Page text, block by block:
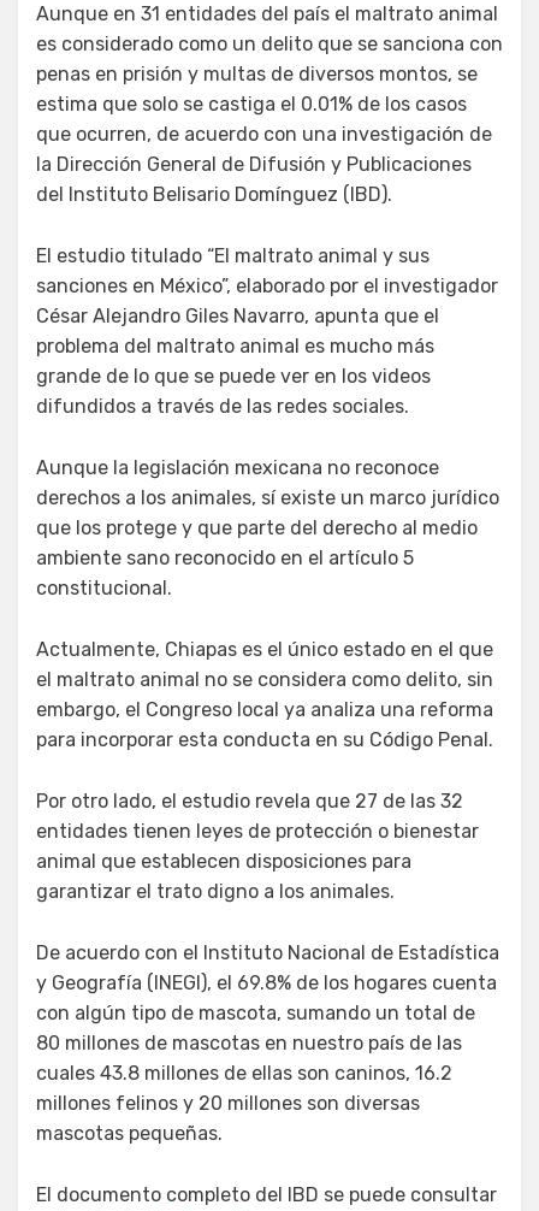
Aunque en 31 entidades del país el maltrato animal
es considerado como un delito que se sanciona con
penas en prisión y multas de diversos montos, se
estima que solo se castiga el 0.01% de los casos
que ocurren, de acuerdo con una investigación de
la Dirección General de Difusión y Publicaciones
del Instituto Belisario Domínguez (IBD).
El estudio titulado “El maltrato animal y sus
sanciones en México”, elaborado por el investigador
César Alejandro Giles Navarro, apunta que el
problema del maltrato animal es mucho más
grande de lo que se puede ver en los videos
difundidos a través de las redes sociales.
Aunque la legislación mexicana no reconoce
derechos a los animales, sí existe un marco jurídico
que los protege y que parte del derecho al medio
ambiente sano reconocido en el artículo 5
constitucional.
Actualmente, Chiapas es el único estado en el que
el maltrato animal no se considera como delito, sin
embargo, el Congreso local ya analiza una reforma
para incorporar esta conducta en su Código Penal.
Por otro lado, el estudio revela que 27 de las 32
entidades tienen leyes de protección o bienestar
animal que establecen disposiciones para
garantizar el trato digno a los animales.
De acuerdo con el Instituto Nacional de Estadística
y Geografía (INEGI), el 69.8% de los hogares cuenta
con algún tipo de mascota, sumando un total de
80 millones de mascotas en nuestro país de las
cuales 43.8 millones de ellas son caninos, 16.2
millones felinos y 20 millones son diversas
mascotas pequeñas.
El documento completo del IBD se puede consultar